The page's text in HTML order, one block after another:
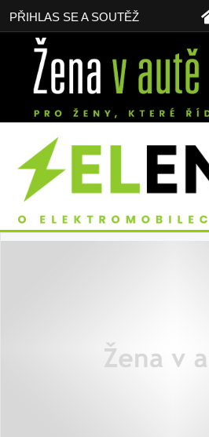
PŘIHLAS SE A SOUTĚŽ